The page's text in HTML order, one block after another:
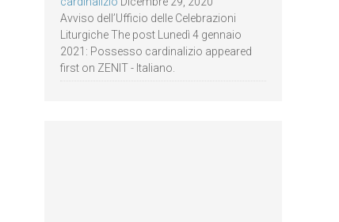
Avviso dell’Ufficio delle Celebrazioni
Liturgiche The post Lunedì 4 gennaio
2021: Possesso cardinalizio appeared
first on ZENIT - Italiano.